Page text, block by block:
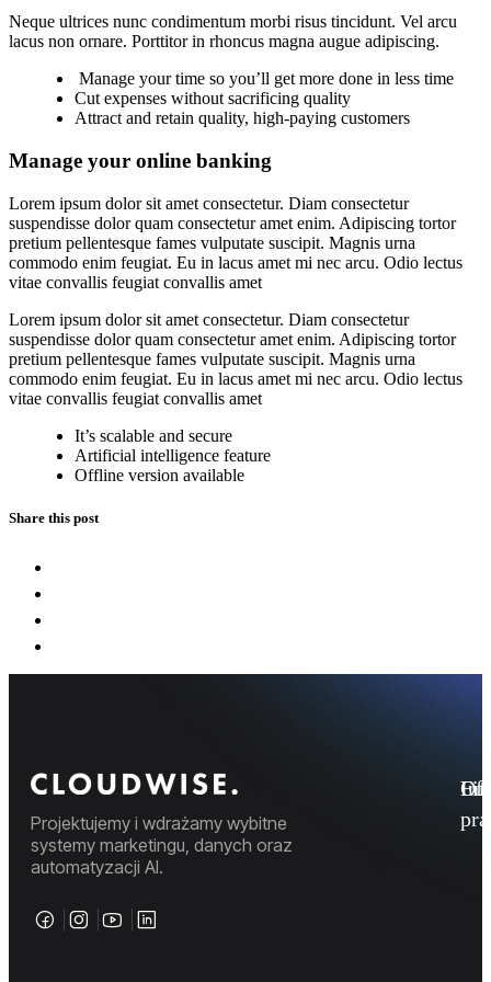
Neque ultrices nunc condimentum morbi risus tincidunt. Vel arcu
lacus non ornare. Porttitor in rhoncus magna augue adipiscing.
Manage your time so you’ll get more done in less time
Cut expenses without sacrificing quality
Attract and retain quality, high-paying customers
Manage your online banking
Lorem ipsum dolor sit amet consectetur. Diam consectetur
suspendisse dolor quam consectetur amet enim. Adipiscing tortor
pretium pellentesque fames vulputate suscipit. Magnis urna
commodo enim feugiat. Eu in lacus amet mi nec arcu. Odio lectus
vitae convallis feugiat convallis amet
Lorem ipsum dolor sit amet consectetur. Diam consectetur
suspendisse dolor quam consectetur amet enim. Adipiscing tortor
pretium pellentesque fames vulputate suscipit. Magnis urna
commodo enim feugiat. Eu in lacus amet mi nec arcu. Odio lectus
vitae convallis feugiat convallis amet
It’s scalable and secure
Artificial intelligence feature
Offline version available
Share this post
Projektujemy i wdrażamy wybitne
systemy marketingu, danych oraz
automatyzacji AI.